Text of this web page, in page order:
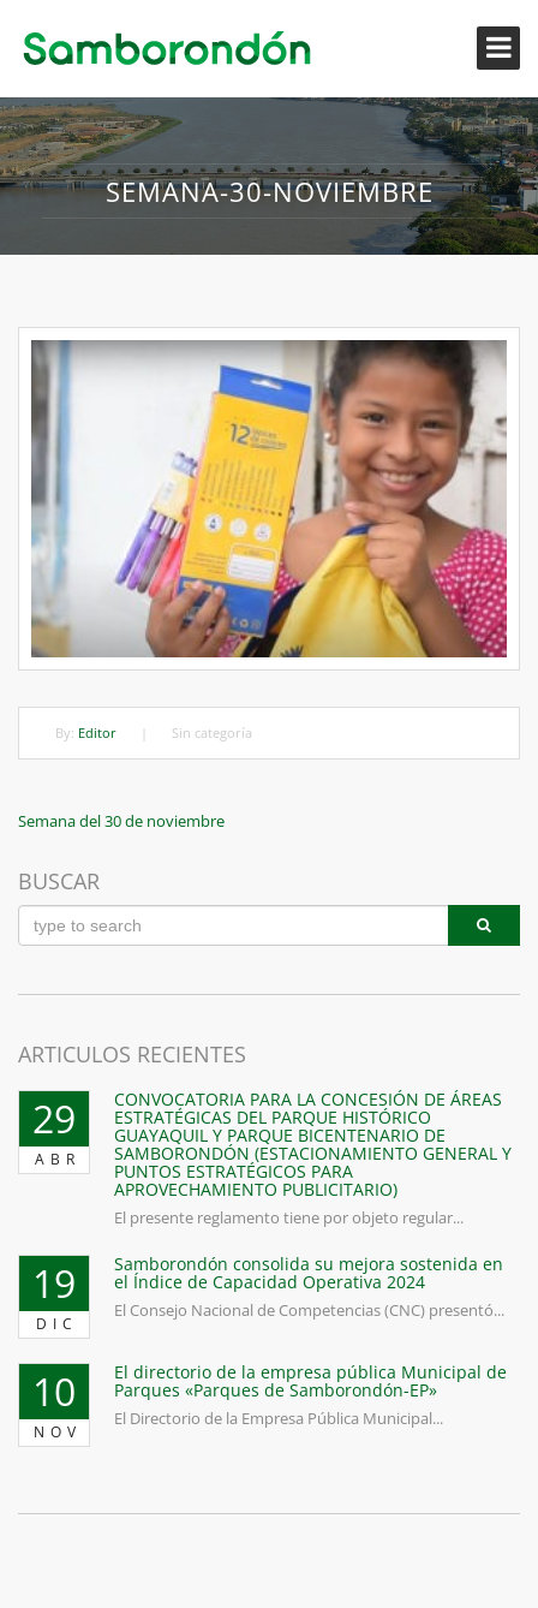
SEMANA-30-NOVIEMBRE
By: Editor Sin categoría
Navegación
de
entradas
Previous
Semana del 30 de noviembre
BUSCAR
ARTICULOS RECIENTES
29
ABR
CONVOCATORIA PARA LA CONCESIÓN DE ÁREAS
ESTRATÉGICAS DEL PARQUE HISTÓRICO
GUAYAQUIL Y PARQUE BICENTENARIO DE
SAMBORONDÓN (ESTACIONAMIENTO GENERAL Y
PUNTOS ESTRATÉGICOS PARA
APROVECHAMIENTO PUBLICITARIO)
El presente reglamento tiene por objeto regular...
19
DIC
Samborondón consolida su mejora sostenida en
el Índice de Capacidad Operativa 2024
El Consejo Nacional de Competencias (CNC) presentó...
10
NOV
El directorio de la empresa pública Municipal de
Parques «Parques de Samborondón-EP»
El Directorio de la Empresa Pública Municipal...